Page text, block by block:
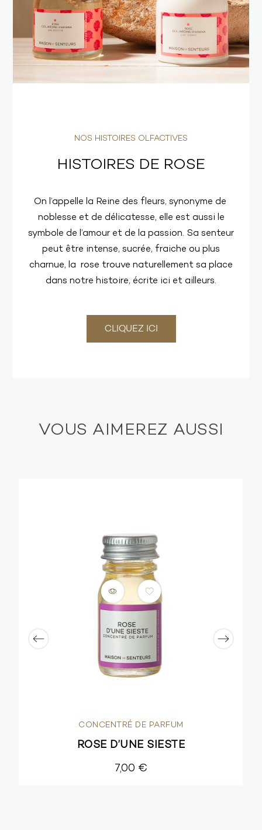
NOS HISTOIRES OLFACTIVES
HISTOIRES DE ROSE
On l’appelle la Reine des fleurs, synonyme de
noblesse et de délicatesse, elle est aussi le
symbole de l’amour et de la passion. Sa senteur
peut être intense, sucrée, fraiche ou plus
charnue, la rose trouve naturellement sa place
dans notre histoire, écrite ici et ailleurs.
CLIQUEZ ICI
VOUS AIMEREZ AUSSI
CONCENTRÉ DE PARFUM
ROSE D’UNE SIESTE
7,00 €